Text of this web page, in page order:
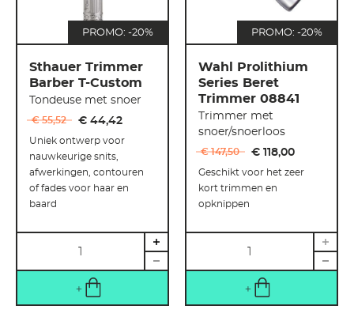
PROMO: -20%
Sthauer Trimmer
Barber T-Custom
Tondeuse met snoer
€ 55,52 € 44,42
Uniek ontwerp voor
nauwkeurige snits,
afwerkingen, contouren
of fades voor haar en
baard
PROMO: -20%
Wahl Prolithium
Series Beret
Trimmer 08841
Trimmer met
snoer/snoerloos
€ 147,50 € 118,00
Geschikt voor het zeer
kort trimmen en
opknippen